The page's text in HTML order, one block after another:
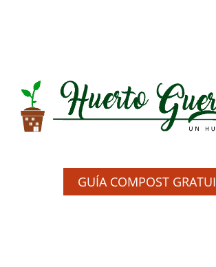
GUÍA COMPOST